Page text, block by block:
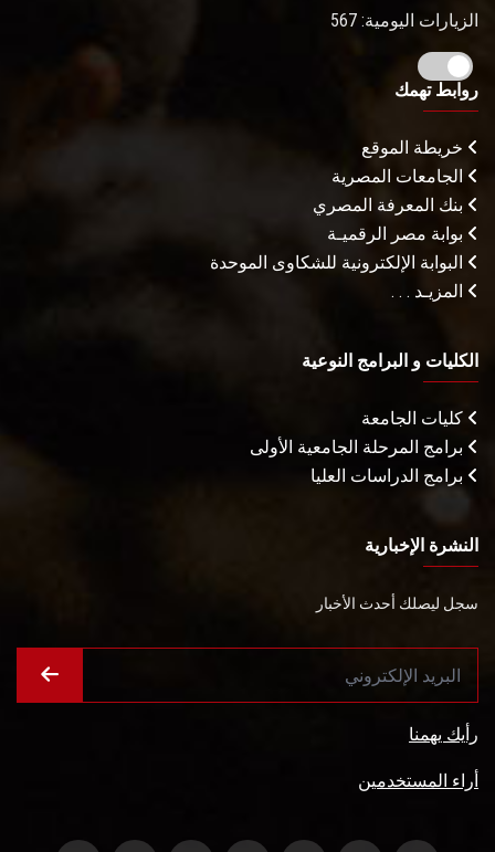
الزيارات اليومية: 567
روابط تهمك
خريطة الموقع
الجامعات المصرية
بنك المعرفة المصري
بوابة مصر الرقميـة
البوابة الإلكترونية للشكاوى الموحدة
المزيـد . . .
الكليات و البرامج النوعية
كليات الجامعة
برامج المرحلة الجامعية الأولى
برامج الدراسات العليا
النشرة الإخبارية
سجل ليصلك أحدث الأخبار
رأيك يهمنا
أراء المستخدمين